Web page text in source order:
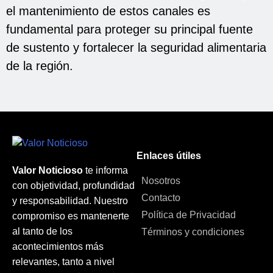
el mantenimiento de estos canales es
fundamental para proteger su principal fuente
de sustento y fortalecer la seguridad alimentaria
de la región.
Valor Noticioso te informa
con objetividad, profundidad
y responsabilidad. Nuestro
compromiso es mantenerte
al tanto de los
acontecimientos más
relevantes, tanto a nivel
Enlaces útiles
Nosotros
Contacto
Política de Privacidad
Términos y condiciones